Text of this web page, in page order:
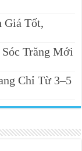
Giá Tốt,
Trăng Mới
Chỉ Từ 3–5